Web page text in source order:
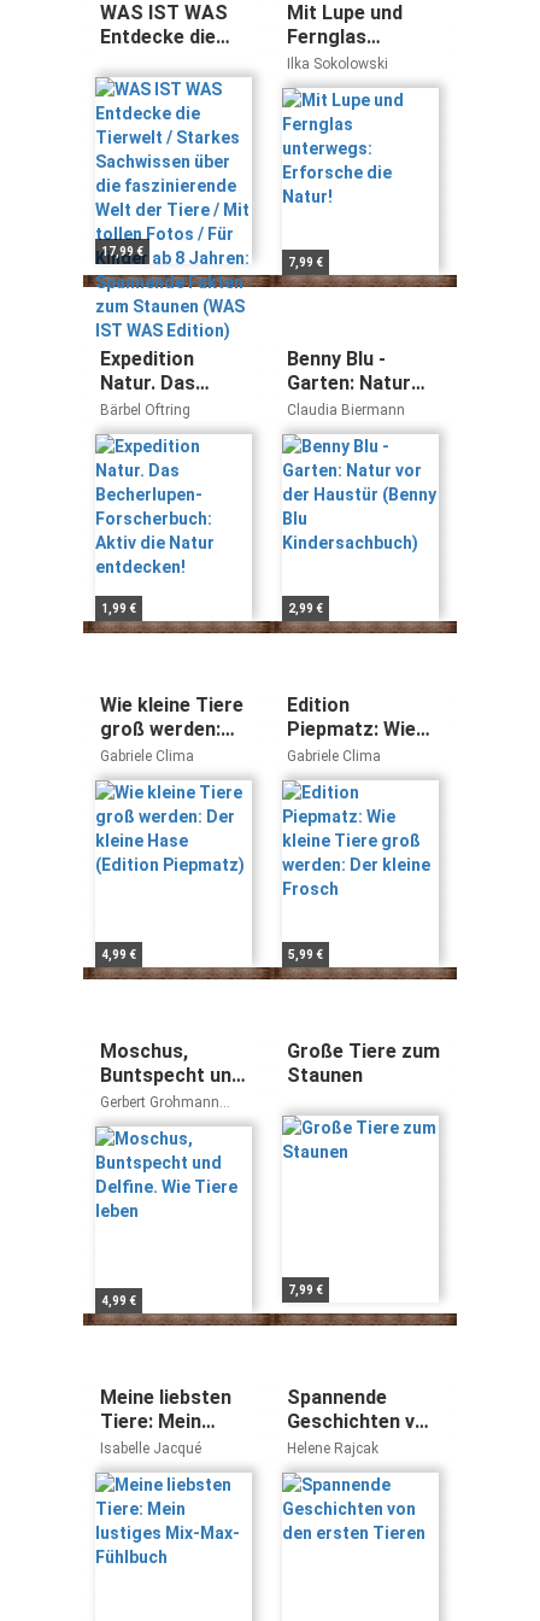
WAS IST WAS
Entdecke die
Starkes
Sachwissen
über die
faszinierende
Welt der Tiere /
Mit tollen Fotos
/ Für Kinder ab 8
Jahren:
Spannende
Fakten zum
Staunen (WAS
IST WAS
Edition)
17,99 €
Mit Lupe und
Fernglas
unterwegs:
Erforsche die
Natur!
Ilka Sokolowski
7,99 €
Expedition
Natur. Das
Becherlupen-
Forscherbuch:
Aktiv die Natur
entdecken!
Bärbel Oftring
1,99 €
Benny Blu -
Garten: Natur
vor der Haustür
(Benny Blu
Kindersachbuch)
Claudia Biermann
2,99 €
Wie kleine Tiere
groß werden:
Der kleine Hase
(Edition
Piepmatz)
Gabriele Clima
4,99 €
Edition
Piepmatz: Wie
kleine Tiere
groß werden:
Der kleine
Frosch
Gabriele Clima
5,99 €
Moschus,
Buntspecht und
Delfine. Wie
Tiere leben
Gerbert Grohmann
Johannes F Brakel
4,99 €
Große Tiere zum
Staunen
7,99 €
Meine liebsten
Tiere: Mein
lustiges Mix-
Max-Fühlbuch
Isabelle Jacqué
Spannende
Geschichten von
den ersten
Tieren
Helene Rajcak